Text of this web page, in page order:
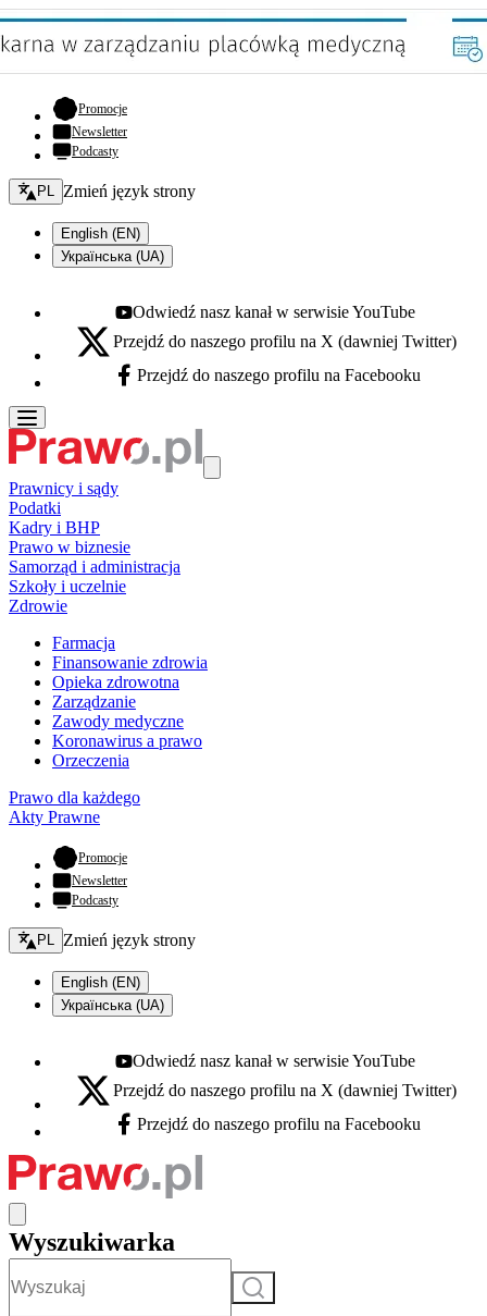
Promocje- otwiera się w nowej karcie
Newsletter
Podcasty
Zmień język - bieżący:
PL Zmień język strony
English (EN)
Українська (UA)
Youtube - otwiera się w nowej karcie
Odwiedź nasz kanał w serwisie YouTube
X - otwiera się w nowej karcie
Przejdź do naszego profilu na X (dawniej Twitter)
Facebook - otwiera się w nowej karcie
Przejdź do naszego profilu na Facebooku
Prawnicy i sądy
Podatki
Kadry i BHP
Prawo w biznesie
Samorząd i administracja
Szkoły i uczelnie
Zdrowie
Farmacja
Finansowanie zdrowia
Opieka zdrowotna
Zarządzanie
Zawody medyczne
Koronawirus a prawo
Orzeczenia
Prawo dla każdego
Akty Prawne
Promocje- otwiera się w nowej karcie
Newsletter
Podcasty
Zmień język - bieżący:
PL Zmień język strony
English (EN)
Українська (UA)
Youtube - otwiera się w nowej karcie
Odwiedź nasz kanał w serwisie YouTube
X - otwiera się w nowej karcie
Przejdź do naszego profilu na X (dawniej Twitter)
Facebook - otwiera się w nowej karcie
Przejdź do naszego profilu na Facebooku
Wyszukiwarka
Szukaj